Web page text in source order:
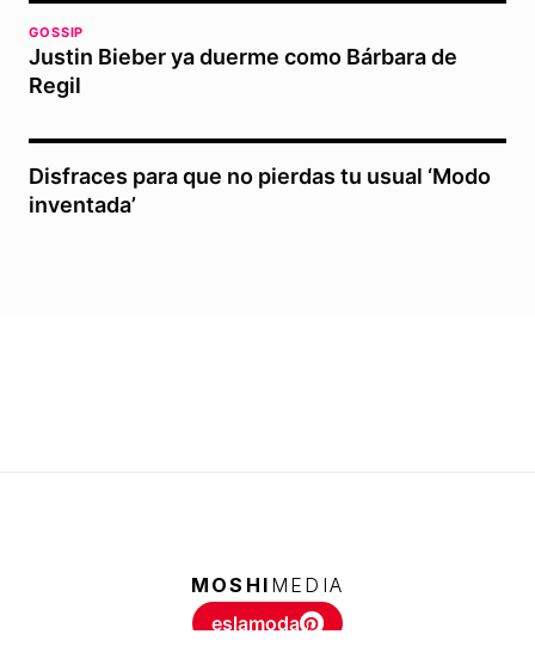
GOSSIP
Justin Bieber ya duerme como Bárbara de
Regil
Disfraces para que no pierdas tu usual ‘Modo
inventada’
MOSHI MEDIA
eslamoda